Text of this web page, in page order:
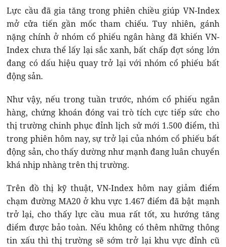
Lực cầu đã gia tăng trong phiên chiều giúp VN-Index
mở cửa tiến gần mốc tham chiếu. Tuy nhiên, gánh
nặng chính ở nhóm cổ phiếu ngân hàng đã khiến VN-
Index chưa thể lấy lại sắc xanh, bất chấp đợt sóng lớn
đang có dấu hiệu quay trở lại với nhóm cổ phiếu bất
động sản.
Như vậy, nếu trong tuần trước, nhóm cổ phiếu ngân
hàng, chứng khoán đóng vai trò tích cực tiếp sức cho
thị trường chinh phục đỉnh lịch sử mới 1.500 điểm, thì
trong phiên hôm nay, sự trở lại của nhóm cổ phiếu bất
động sản, cho thấy dường như mạnh đang luân chuyển
khá nhịp nhàng trên thị trường.
Trên đồ thị kỹ thuật, VN-Index hôm nay giảm điểm
chạm đường MA20 ở khu vực 1.467 điểm đã bật mạnh
trở lại, cho thấy lực cầu mua rất tốt, xu hướng tăng
điểm được bảo toàn. Nếu không có thêm những thông
tin xấu thì thị trường sẽ sớm trở lại khu vực đỉnh cũ